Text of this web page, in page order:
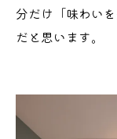
分だけ「味わい
だと思います。